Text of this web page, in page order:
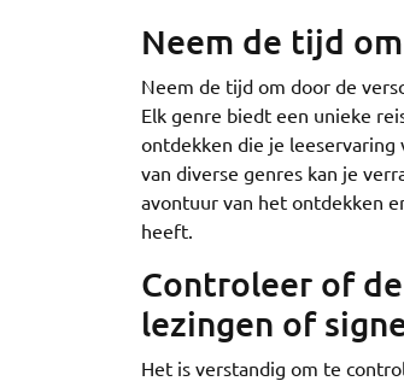
Neem de tijd
Neem de tijd om door de
Elk genre biedt een unieke
ontdekken die je
van diverse genres kan je
avontuur van het ontdekken
heeft.
Controleer of
lezingen of
Het is verstandig om te